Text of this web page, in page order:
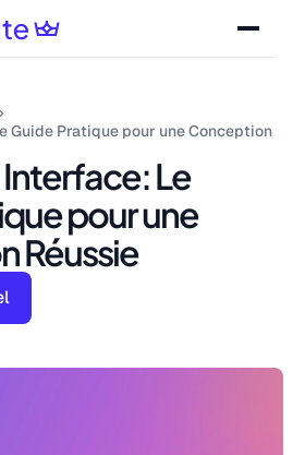
Guide Pratique pour une Conception
Le
pour une
Réussie